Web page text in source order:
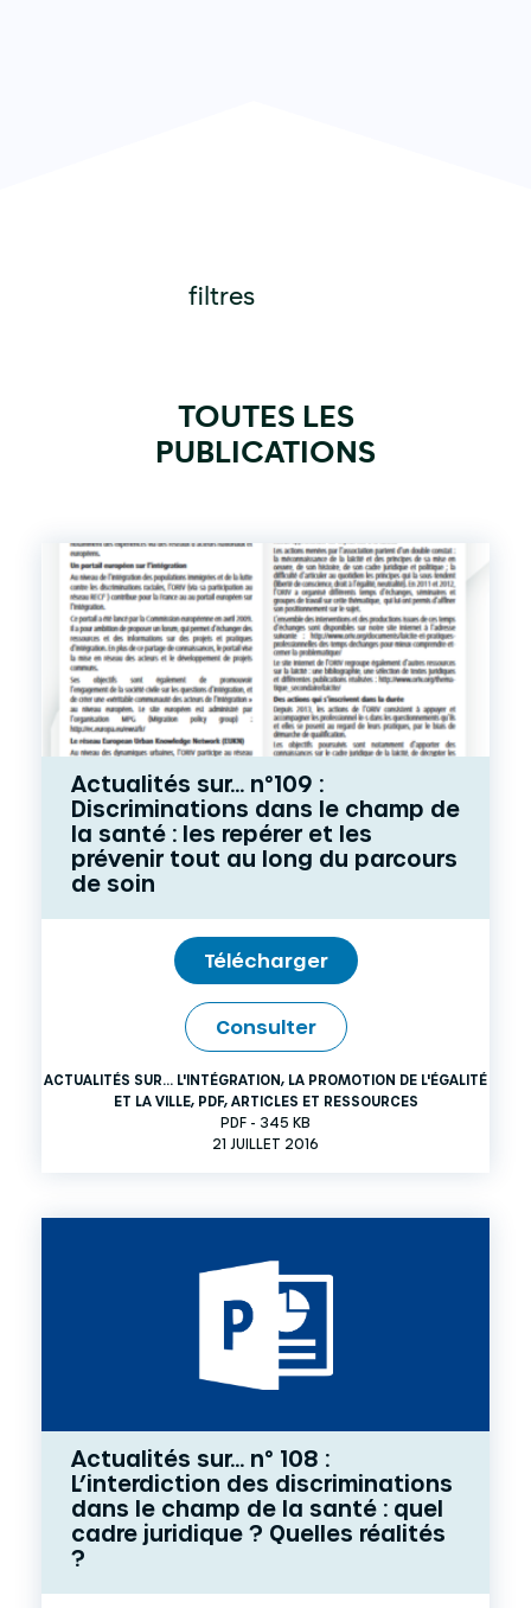
filtres
TOUTES LES
PUBLICATIONS
Actualités sur... n°109 :
Discriminations dans le champ de
la santé : les repérer et les
prévenir tout au long du parcours
de soin
Télécharger
Consulter
ACTUALITÉS SUR... L'INTÉGRATION, LA PROMOTION DE L'ÉGALITÉ
ET LA VILLE, PDF, ARTICLES ET RESSOURCES
PDF - 345 KB
21 JUILLET 2016
Actualités sur... n° 108 :
L’interdiction des discriminations
dans le champ de la santé : quel
cadre juridique ? Quelles réalités
?